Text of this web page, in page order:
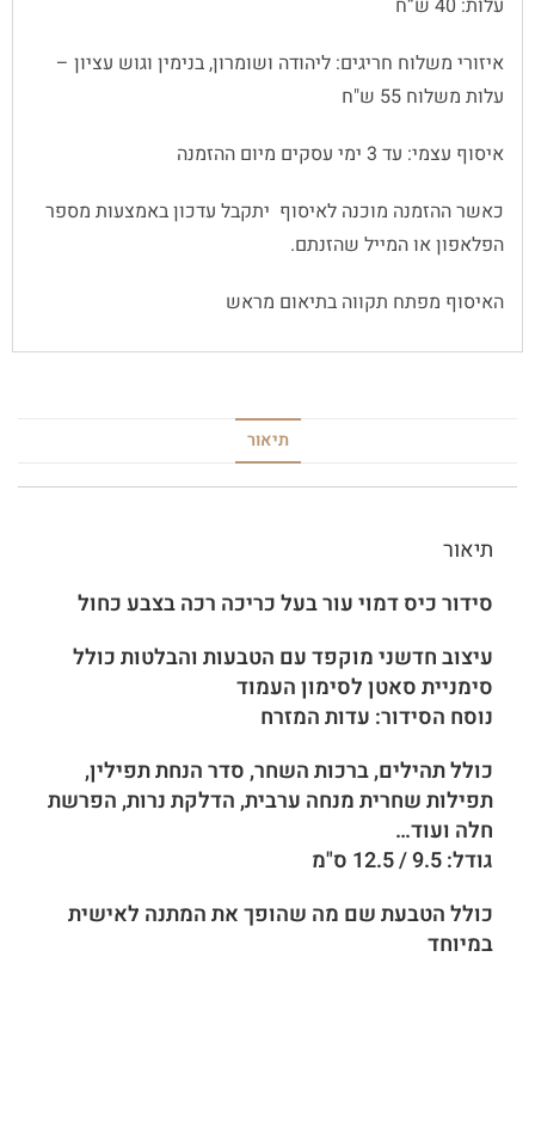
איזורי משלוח חריגים: ליהודה ושומרון, בנימין וגוש עציון –
עלות משלוח 55 ש"ח
איסוף עצמי: עד 3 ימי עסקים מיום ההזמנה
כאשר ההזמנה מוכנה לאיסוף יתקבל עדכון באמצעות מספר
הפלאפון או המייל שהזנתם.
האיסוף מפתח תקווה בתיאום מראש
תיאור
תיאור
סידור כיס דמוי עור בעל כריכה רכה בצבע כחול
עיצוב חדשני מוקפד עם הטבעות והבלטות כולל
סימניית סאטן לסימון העמוד
נוסח הסידור: עדות המזרח
כולל תהילים, ברכות השחר, סדר הנחת תפילין,
תפילות שחרית מנחה ערבית, הדלקת נרות, הפרשת
חלה ועוד…
גודל: 9.5 / 12.5 ס"מ
כולל הטבעת שם מה שהופך את המתנה לאישית
במיוחד